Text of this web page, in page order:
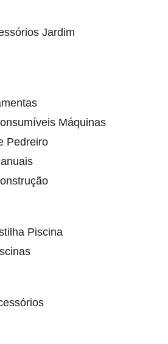
Jardim
Máquinas
Pedreiro
Piscina